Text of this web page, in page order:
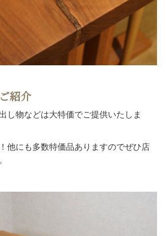
紹介
し物などは大特価でご提供いたしま
他にも多数特価品ありますのでぜひ店